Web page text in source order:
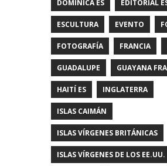
DOMINICA ES EDITORIAL
ESCULTURA EVENTO
FOTOGRAFÍA FRANCIA
GUADALUPE GUAYANA
HAITÍ ES INGLATERRA
ISLAS CAIMÁN
ISLAS VÍRGENES BRITÁNICAS
ISLAS VÍRGENES DE LOS EE.UU.